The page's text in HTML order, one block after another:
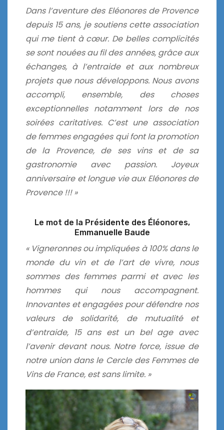
Dans l’aventure des Eléonores de Provence
depuis 15 ans, je soutiens cette association
qui me tient à cœur. De belles complicités
se sont nouées au fil des années, grâce aux
échanges, à l’entraide et aux nombreux
projets que nous développons. Nous avons
accompli, ensemble, des choses
exceptionnelles notamment lors de nos
soirées caritatives. C’est une association
de femmes engagées qui font la promotion
de la Provence, de ses vins et de sa
gastronomie avec passion. Joyeux
anniversaire et longue vie aux Eléonores de
Provence !!! »
Le mot de la Présidente des Éléonores,
Emmanuelle Baude
« Vigneronnes ou impliquées à 100% dans le
monde du vin et de l’art de vivre, nous
sommes des femmes parmi et avec les
hommes qui nous accompagnent.
Innovantes et engagées pourdéfendre nos
valeurs de solidarité, de mutualité et
d’entraide, 15 ans est un bel age avec
l’avenir devant nous. Notre force, issue de
notre union dans le Cercle des Femmes de
Vins de France, estsans limite. »